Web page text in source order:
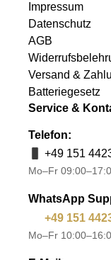
Impressum
Datenschutz
AGB
Versand &
Batteriegesetz
Service &
Telefon:
+49 151
Mo–Fr
WhatsApp
+49 151
Mo–Fr